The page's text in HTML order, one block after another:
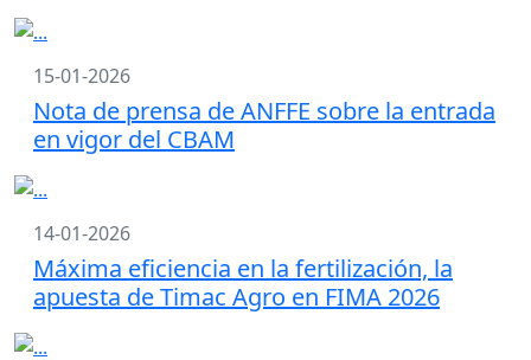
15-01-2026
Nota de prensa de ANFFE sobre la entrada
en vigor del CBAM
14-01-2026
Máxima eficiencia en la fertilización, la
apuesta de Timac Agro en FIMA 2026